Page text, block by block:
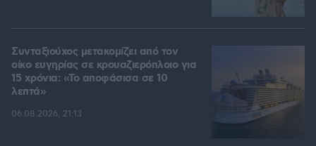
Συνταξιούχος μετακομίζει από τον
οίκο ευγηρίας σε κρουαζιερόπλοιο για
15 χρόνια: «Το αποφάσισα σε 10
λεπτά»
06.08.2026, 21:13